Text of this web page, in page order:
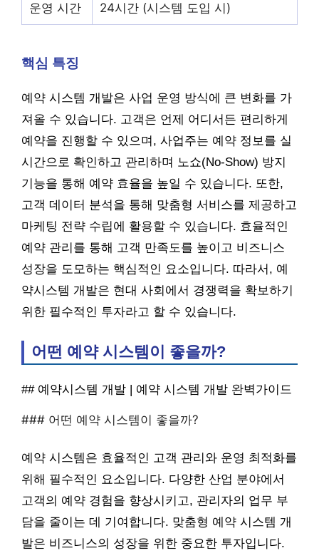
운영 시간 24시간 (시스템 도입 시)
핵심 특징
예약 시스템 개발은 사업 운영 방식에 큰 변화를 가
져올 수 있습니다. 고객은 언제 어디서든 편리하게
예약을 진행할 수 있으며, 사업주는 예약 정보를 실
시간으로 확인하고 관리하며 노쇼(No-Show) 방지
기능을 통해 예약 효율을 높일 수 있습니다. 또한,
고객 데이터 분석을 통해 맞춤형 서비스를 제공하고
마케팅 전략 수립에 활용할 수 있습니다. 효율적인
예약 관리를 통해 고객 만족도를 높이고 비즈니스
성장을 도모하는 핵심적인 요소입니다. 따라서, 예
약시스템 개발은 현대 사회에서 경쟁력을 확보하기
위한 필수적인 투자라고 할 수 있습니다.
어떤 예약 시스템이 좋을까?
## 예약시스템 개발 | 예약 시스템 개발 완벽가이드
### 어떤 예약 시스템이 좋을까?
예약 시스템은 효율적인 고객 관리와 운영 최적화를
위해 필수적인 요소입니다. 다양한 산업 분야에서
고객의 예약 경험을 향상시키고, 관리자의 업무 부
담을 줄이는 데 기여합니다. 맞춤형 예약 시스템 개
발은 비즈니스의 성장을 위한 중요한 투자입니다.